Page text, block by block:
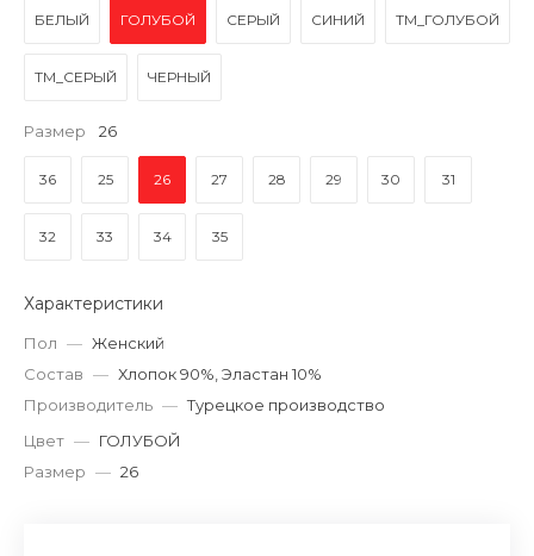
БЕЛЫЙ ГОЛУБОЙ СЕРЫЙ СИНИЙ ТМ_ГОЛУБОЙ
ТМ_СЕРЫЙ ЧЕРНЫЙ
Размер 26
36 25 26 27 28 29 30 31
32 33 34 35
Характеристики
Пол — Женский
Состав — Хлопок 90%, Эластан 10%
Производитель — Турецкое производство
Цвет — ГОЛУБОЙ
Размер — 26